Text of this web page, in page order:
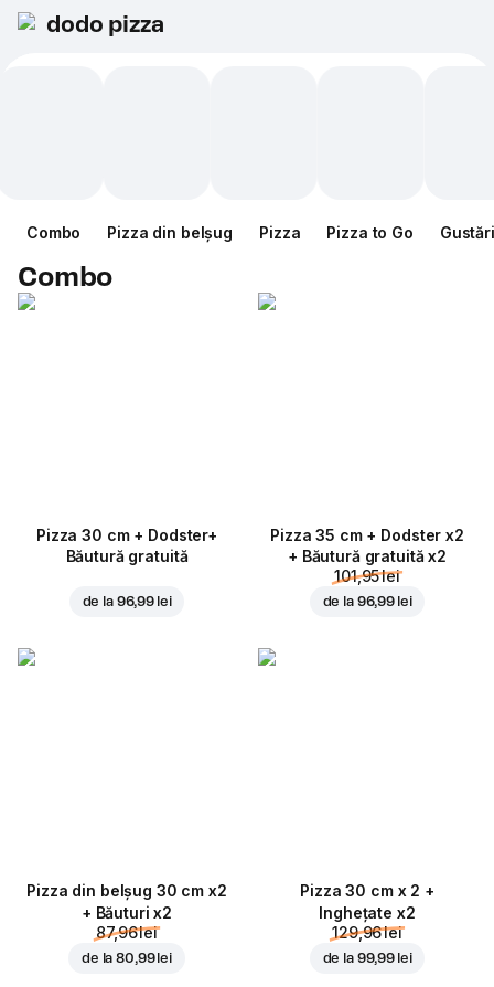
dodo pizza
Combo Pizza din belșug Pizza Pizza to Go Gustări
Combo
Pizza 30 cm + Dodster+
Băutură gratuită
de la 96,99 lei
Pizza 35 cm + Dodster x2
+ Băutură gratuită x2
101,95 lei
de la 96,99 lei
Pizza din belșug 30 cm x2
+ Băuturi x2
87,96 lei
de la80,99 lei
Pizza 30 cm x 2 +
Inghețate x2
129,96 lei
de la 99,99 lei